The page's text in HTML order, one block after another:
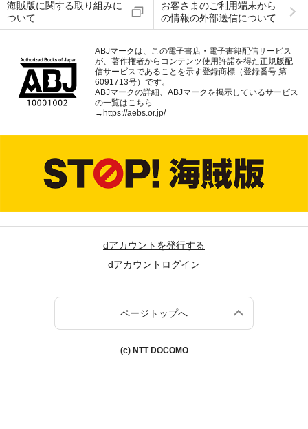
海賊版に関する取り組みに
ついて
お客さまのご利用端末から
の情報の外部送信について
ABJマークは、この電子書店・電子書籍配信サービス
が、著作権者からコンテンツ使用許諾を得た正規版配
信サービスであることを示す登録商標（登録番号 第
6091713号）です。
ABJマークの詳細、ABJマークを掲示しているサービス
の一覧はこちら
→https://aebs.or.jp/
dアカウントを発行する
dアカウントログイン
ページトップへ
(c) NTT DOCOMO